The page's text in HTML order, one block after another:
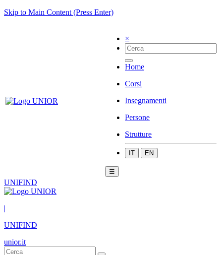
Skip to Main Content (Press Enter)
×
Home
Corsi
Insegnamenti
Persone
Strutture
IT EN
☰
UNIFIND
|
UNIFIND
unior.it